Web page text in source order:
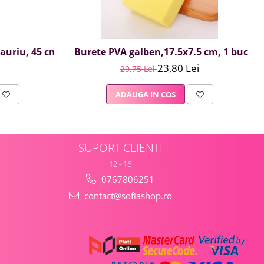
45 cm Burete PVA galben,17.5x7.5 cm, 1 buc
29,75 Lei23,80 Lei
ADAUGA IN COS
SUPORT CLIENTI
12 - 16
0767806251
contact@sofiashop.ro